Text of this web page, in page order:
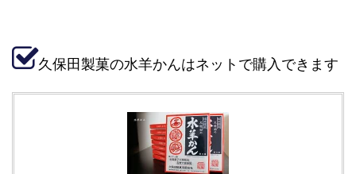
久保田製菓の水羊かんはネットで購入できます